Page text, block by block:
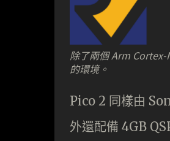
除了兩個 Arm Cortex-
的環境。
Pico 2 同樣由
外還配備 4GB